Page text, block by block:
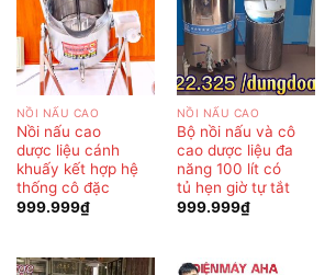
NỒI NẤU CAO
Nồi nấu cao
dược liệu cánh
khuấy kết hợp hệ
thống cô đặc
999.999₫
NỒI NẤU CAO
Bộ nồi nấu và cô
cao dược liệu đa
năng 100 lít có
tủ hẹn giờ tự tắt
999.999₫